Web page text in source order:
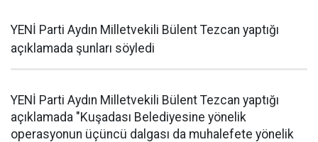
YENİ Parti Aydın Milletvekili Bülent Tezcan yaptığı
açıklamada şunları söyledi
YENİ Parti Aydın Milletvekili Bülent Tezcan yaptığı
açıklamada "Kuşadası Belediyesine yönelik
operasyonun üçüncü dalgası da muhalefete yönelik